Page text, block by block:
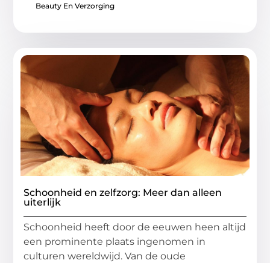
Beauty En Verzorging
Schoonheid en zelfzorg: Meer dan alleen
uiterlijk
Schoonheid heeft door de eeuwen heen altijd
een prominente plaats ingenomen in
culturen wereldwijd. Van de oude